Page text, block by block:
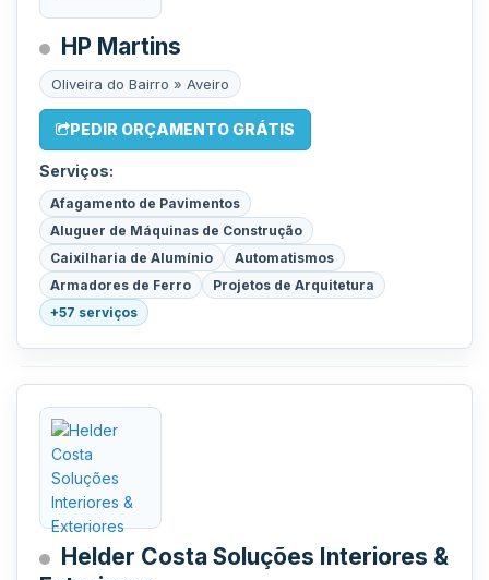
HP Martins
Oliveira do Bairro » Aveiro
PEDIR ORÇAMENTO GRÁTIS
Serviços:
Afagamento de Pavimentos
Aluguer de Máquinas de Construção
Caixilharia de Alumínio
Automatismos
Armadores de Ferro
Projetos de Arquitetura
+57 serviços
Helder Costa Soluções Interiores &